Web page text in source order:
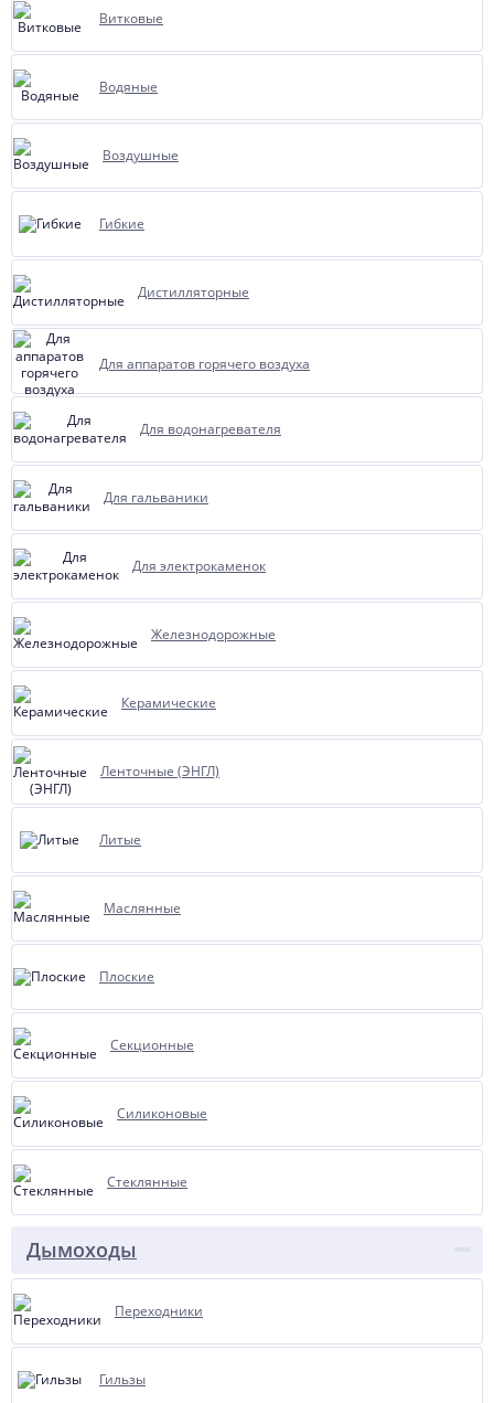
Витковые
Водяные
Воздушные
Гибкие
Дистилляторные
Для аппаратов горячего воздуха
Для водонагревателя
Для гальваники
Для электрокаменок
Железнодорожные
Керамические
Ленточные (ЭНГЛ)
Литые
Маслянные
Плоские
Секционные
Силиконовые
Стеклянные
Дымоходы
Переходники
Гильзы